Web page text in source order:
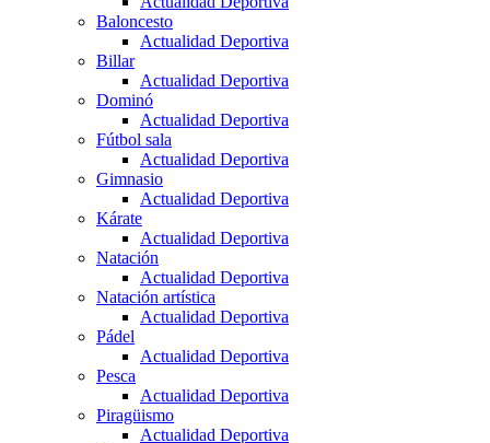
Baloncesto
Actualidad Deportiva
Billar
Actualidad Deportiva
Dominó
Actualidad Deportiva
Fútbol sala
Actualidad Deportiva
Gimnasio
Actualidad Deportiva
Kárate
Actualidad Deportiva
Natación
Actualidad Deportiva
Natación artística
Actualidad Deportiva
Pádel
Actualidad Deportiva
Pesca
Actualidad Deportiva
Piragüismo
Actualidad Deportiva